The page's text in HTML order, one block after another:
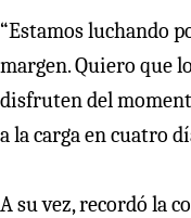
“Estamos luchando
margen. Quiero que
disfruten del
a la carga en cuatro
A su vez, recordó la